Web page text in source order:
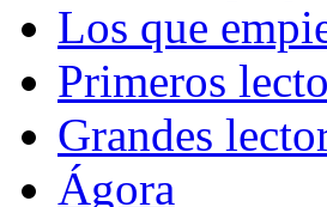
Los que
Primeros
Grandes
Ágora